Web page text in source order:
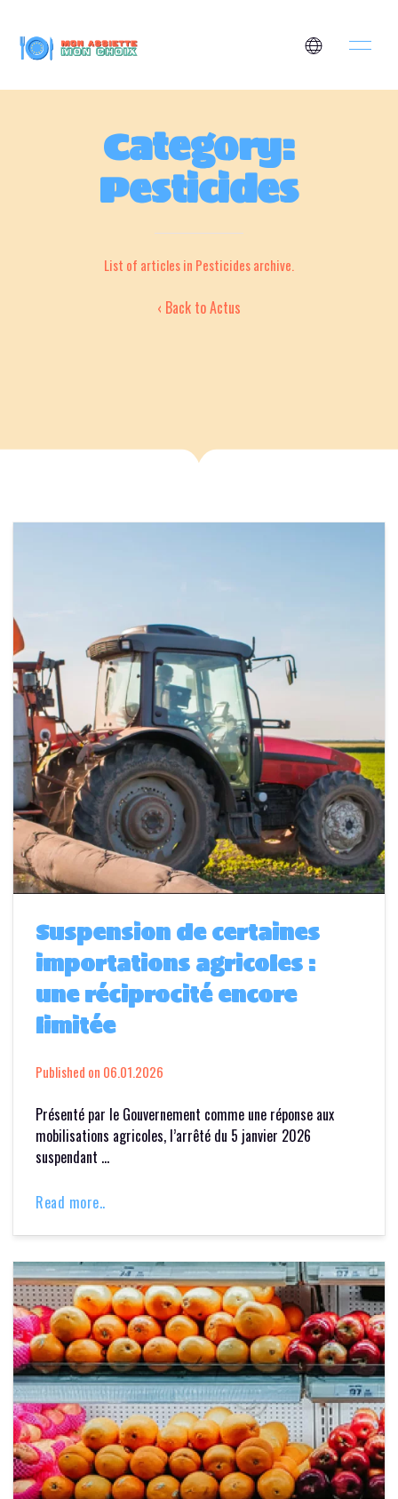
Category:
Pesticides
List of articles in Pesticides archive.
‹ Back to Actus
Suspension de certaines
importations agricoles :
une réciprocité encore
limitée
Published on 06.01.2026
Présenté par le Gouvernement comme une réponse aux
mobilisations agricoles, l’arrêté du 5 janvier 2026
suspendant …
Read more..